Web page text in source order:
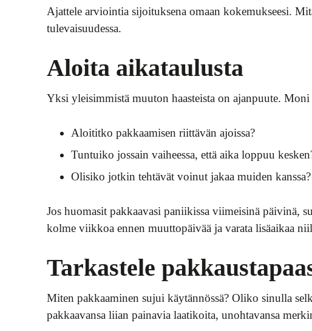
Ajattele arviointia sijoituksena omaan kokemukseesi.
tulevaisuudessa.
Aloita aikataulusta
Yksi yleisimmistä muuton haasteista on ajanpuute.
Aloititko pakkaamisen riittävän ajoissa?
Tuntuiko jossain vaiheessa, että aika loppuu
Olisiko jotkin tehtävät voinut jakaa muiden kanssa?
Jos huomasit pakkaavasi paniikissa viimeisinä päivinä,
kolme viikkoa ennen muuttopäivää ja varata lisäaikaa
Tarkastele
Miten pakkaaminen sujui käytännössä? Oliko sinulla
pakkaavansa liian painavia laatikoita, unohtavansa